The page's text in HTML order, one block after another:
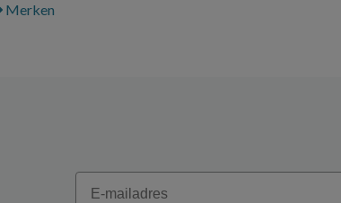
Merken
Email